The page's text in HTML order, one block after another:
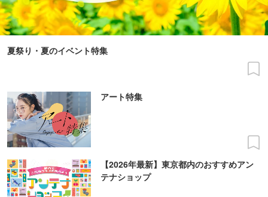
夏祭り・夏のイベント特集
アート特集
【2026年最新】東京都内のおすすめアン
テナショップ